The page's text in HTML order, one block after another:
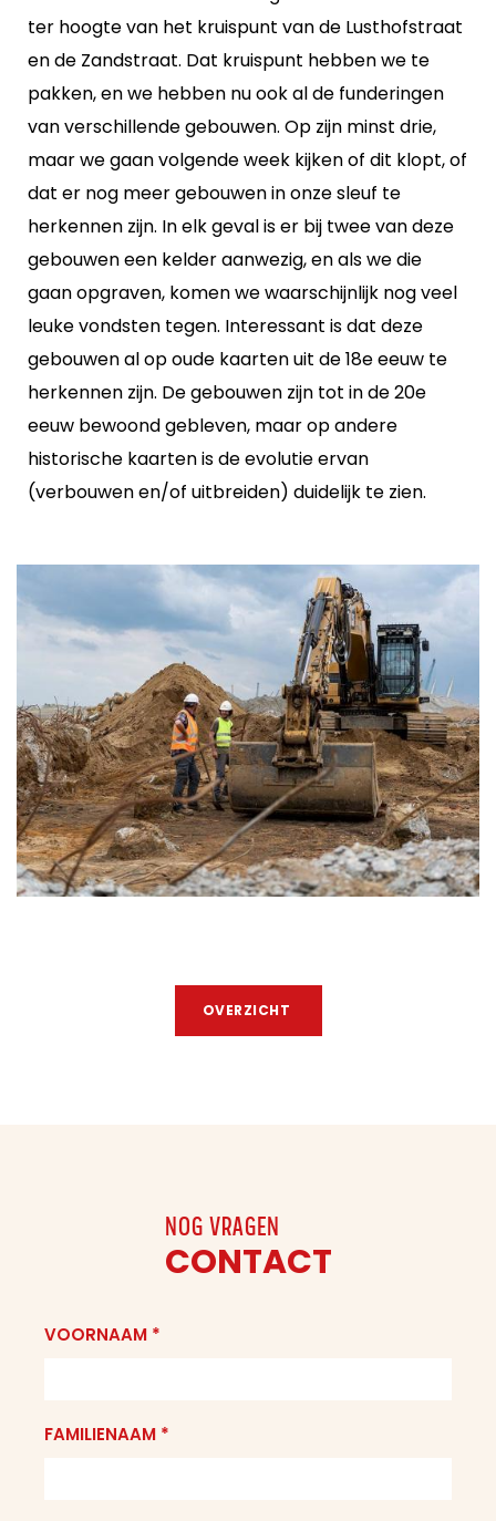
ter hoogte van het kruispunt van de Lusthofstraat
en de Zandstraat. Dat kruispunt hebben we te
pakken, en we hebben nu ook al de funderingen
van verschillende gebouwen. Op zijn minst drie,
maar we gaan volgende week kijken of dit klopt, of
dat er nog meer gebouwen in onze sleuf te
herkennen zijn. In elk geval is er bij twee van deze
gebouwen een kelder aanwezig, en als we die
gaan opgraven, komen we waarschijnlijk nog veel
leuke vondsten tegen. Interessant is dat deze
gebouwen al op oude kaarten uit de 18e eeuw te
herkennen zijn. De gebouwen zijn tot in de 20e
eeuw bewoond gebleven, maar op andere
historische kaarten is de evolutie ervan
(verbouwen en/of uitbreiden) duidelijk te zien.
OVERZICHT
NOG VRAGEN
CONTACT
VOORNAAM *
FAMILIENAAM *